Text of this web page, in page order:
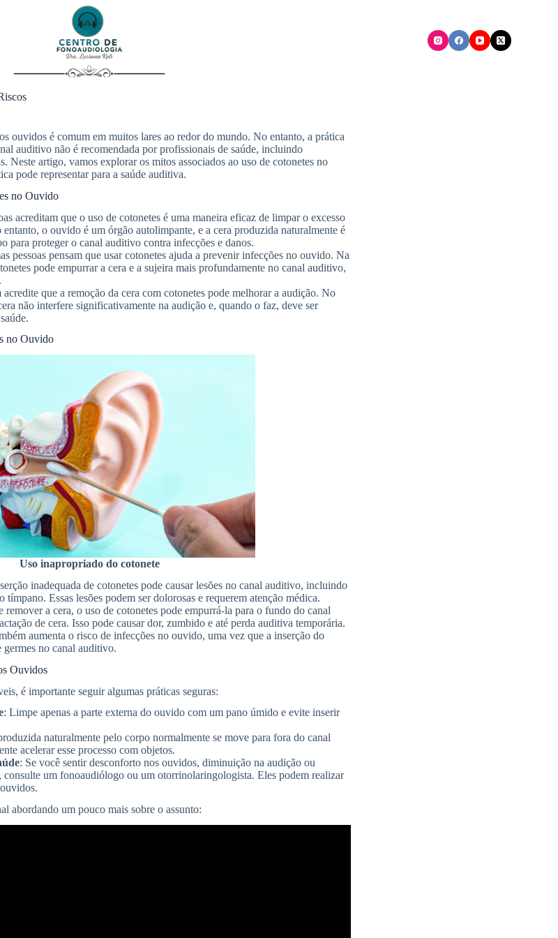
ouvidos é comum em muitos lares ao redor do mundo. No entanto, a prática
auditivo não é recomendada por profissionais de saúde, incluindo
Neste artigo, vamos explorar os mitos associados ao uso de cotonetes no
pode representar para a saúde auditiva.
no Ouvido
acreditam que o uso de cotonetes é uma maneira eficaz de limpar o excesso
o ouvido é um órgão autolimpante, e a cera produzida naturalmente é
para proteger o canal auditivo contra infecções e danos.
pessoas pensam que usar cotonetes ajuda a prevenir infecções no ouvido. Na
pode empurrar a cera e a sujeira mais profundamente no canal auditivo,
acredite que a remoção da cera com cotonetes pode melhorar a audição. No
não interfere significativamente na audição e, quando o faz, deve ser
no Ouvido
Uso inapropriado do cotonete
inadequada de cotonetes pode causar lesões no canal auditivo, incluindo
tímpano. Essas lesões podem ser dolorosas e requerem atenção médica.
remover a cera, o uso de cotonetes pode empurrá-la para o fundo do canal
de cera. Isso pode causar dor, zumbido e até perda auditiva temporária.
aumenta o risco de infecções no ouvido, uma vez que a inserção do
no canal auditivo.
Ouvidos
é importante seguir algumas práticas seguras:
: Limpe apenas a parte externa do ouvido com um pano úmido e evite inserir
naturalmente pelo corpo normalmente se move para fora do canal
acelerar esse processo com objetos.
: Se você sentir desconforto nos ouvidos, diminuição na audição ou
consulte um fonoaudiólogo ou um otorrinolaringologista. Eles podem realizar
abordando um pouco mais sobre o assunto: